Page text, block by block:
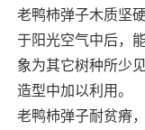
老鸭柿弹子木质坚
于阳光空气中后，
象为其它树种所少
造型中加以利用。
老鸭柿弹子耐贫瘠